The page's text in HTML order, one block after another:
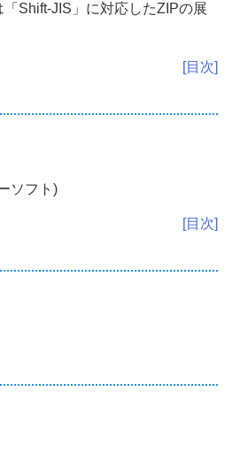
Shift-JIS」に対応したZIPの展
[目次]
ソフト)
[目次]